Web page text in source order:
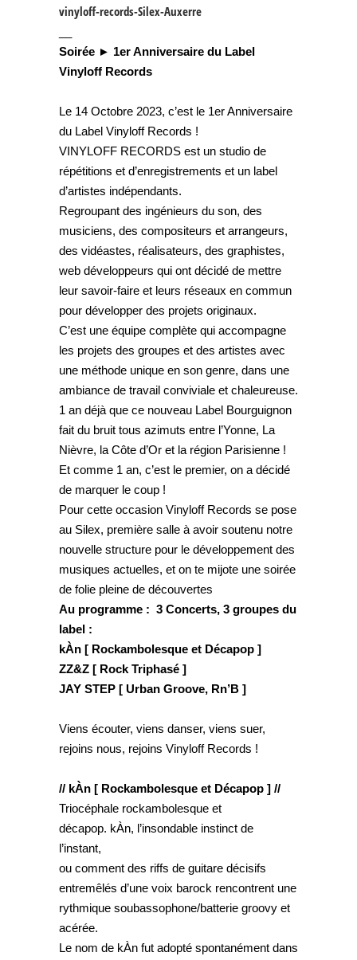
vinyloff-records-Silex-Auxerre
Soirée ► 1er Anniversaire du Label
Vinyloff Records
Le 14 Octobre 2023, c’est le 1er Anniversaire
du Label Vinyloff Records !
VINYLOFF RECORDS est un studio de
répétitions et d’enregistrements et un label
d’artistes indépendants.
Regroupant des ingénieurs du son, des
musiciens, des compositeurs et arrangeurs,
des vidéastes, réalisateurs, des graphistes,
web développeurs qui ont décidé de mettre
leur savoir-faire et leurs réseaux en commun
pour développer des projets originaux.
C’est une équipe complète qui accompagne
les projets des groupes et des artistes avec
une méthode unique en son genre, dans une
ambiance de travail conviviale et chaleureuse.
1 an déjà que ce nouveau Label Bourguignon
fait du bruit tous azimuts entre l’Yonne, La
Nièvre, la Côte d’Or et la région Parisienne !
Et comme 1 an, c’est le premier, on a décidé
de marquer le coup !
Pour cette occasion Vinyloff Records se pose
au Silex, première salle à avoir soutenu notre
nouvelle structure pour le développement des
musiques actuelles, et on te mijote une soirée
de folie pleine de découvertes
Au programme : 3 Concerts, 3 groupes du
label :
kÀn [ Rockambolesque et Décapop ]
ZZ&Z [ Rock Triphasé ]
JAY STEP [ Urban Groove, Rn’B ]
Viens écouter, viens danser, viens suer,
rejoins nous, rejoins Vinyloff Records !
// kÀn [ Rockambolesque et Décapop ] //
Triocéphale rockambolesque et
décapop. kÀn, l’insondable instinct de
l’instant,
ou comment des riffs de guitare décisifs
entremêlés d’une voix barock rencontrent une
rythmique soubassophone/batterie groovy et
acérée.
Le nom de kÀn fut adopté spontanément dans